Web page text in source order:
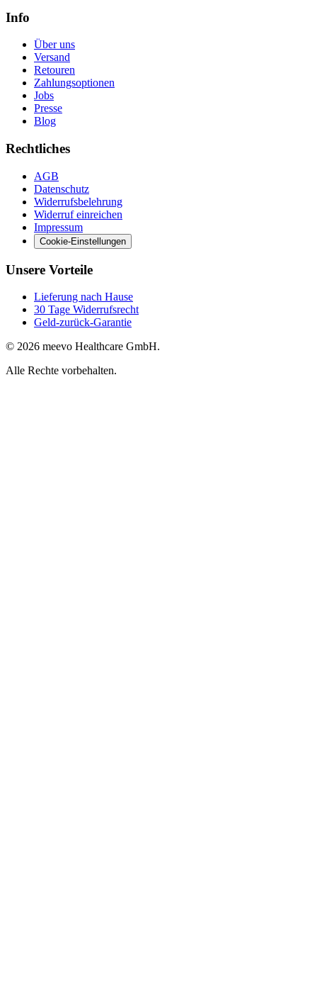
Info
Über uns
Versand
Retouren
Zahlungsoptionen
Jobs
Presse
Blog
Rechtliches
AGB
Datenschutz
Widerrufsbelehrung
Widerruf einreichen
Impressum
Cookie-Einstellungen
Unsere Vorteile
Lieferung nach Hause
30 Tage Widerrufsrecht
Geld-zurück-Garantie
© 2026 meevo Healthcare GmbH.
Alle Rechte vorbehalten.